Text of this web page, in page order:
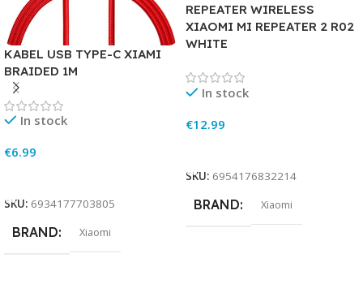
KABEL USB TYPE-C XIAMI
BRAIDED 1M
In stock
€6.99
SKU: 6934177703805
BRAND Xiaomi
REPEATER WIRELESS
XIAOMI MI REPEATER 2 R02
WHITE
In stock
€12.99
SKU: 6954176832214
BRAND Xiaomi